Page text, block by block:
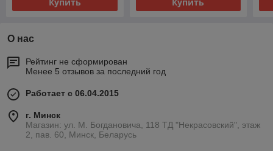
О нас
Рейтинг не сформирован
Менее 5 отзывов за последний год
Работает с 06.04.2015
г. Минск
Магазин: ул. М. Богдановича, 118 ТД "Некрасовский", этаж
2, пав. 60, Минск, Беларусь